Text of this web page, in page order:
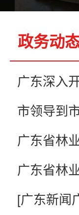
政务动
广东深入
市领导到